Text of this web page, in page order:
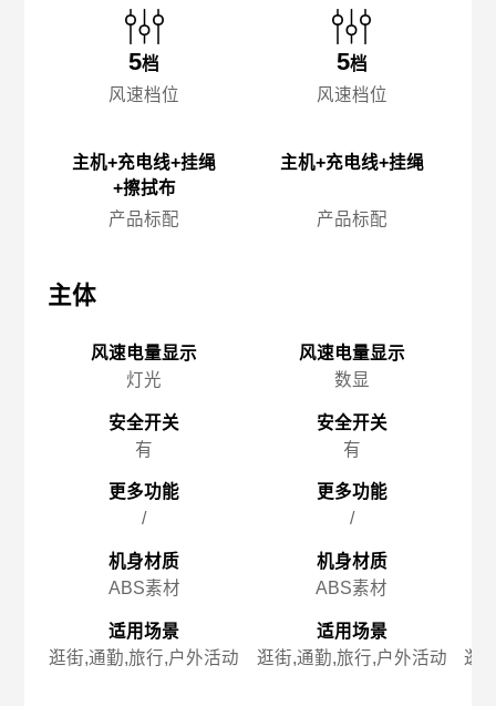
5档
风速档位
主机+充电线+挂绳
+擦拭布
产品标配
主体
风速电量显示
灯光
安全开关
有
更多功能
/
机身材质
ABS素材
适用场景
逛街,通勤,旅行,户外活动
5档
风速档位
主机+充电线+挂绳
产品标配
风速电量显示
数显
安全开关
有
更多功能
/
机身材质
ABS素材
适用场景
逛街,通勤,旅行,户外活动
逛